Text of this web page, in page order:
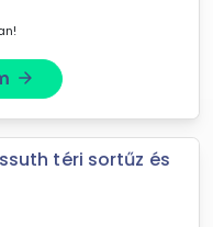
arrow_forward
téri sortűz és